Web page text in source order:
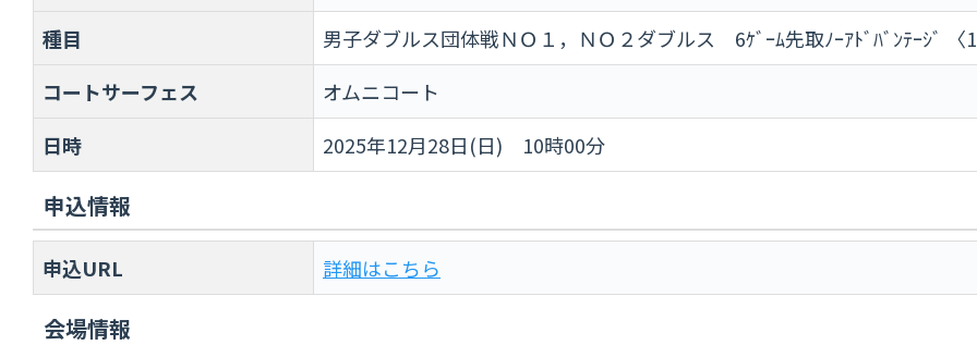
種目
男子ダブルス団体戦ＮＯ１，ＮＯ２ダブルス 6ｹﾞｰﾑ先取ﾉｰｱﾄﾞﾊﾞﾝﾃｰｼﾞ
コートサーフェス
オムニコート
日時
2025年12月28日(日) 10時00分
申込情報
申込URL 詳細はこちら
会場情報